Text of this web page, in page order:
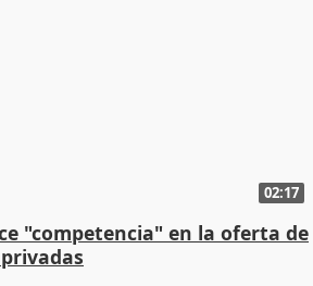
02:17
"competencia" en la oferta de